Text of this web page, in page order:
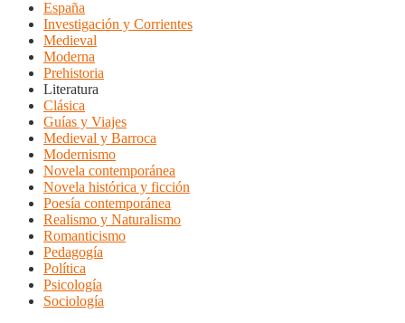
España
Investigación y Corrientes
Medieval
Moderna
Prehistoria
Literatura
Clásica
Guías y Viajes
Medieval y Barroca
Modernismo
Novela contemporánea
Novela histórica y ficción
Poesía contemporánea
Realismo y Naturalismo
Romanticismo
Pedagogía
Política
Psicología
Sociología